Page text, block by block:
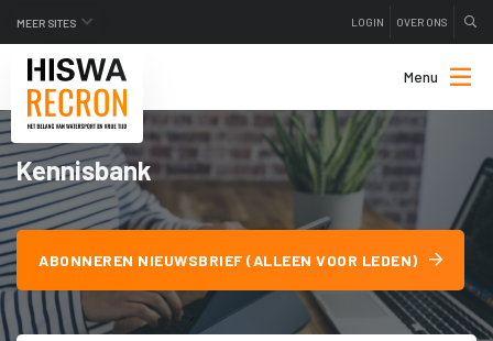
MEER SITES LOGIN OVER ONS
Menu
Kennisbank
ABONNEREN NIEUWSBRIEF (ALLEEN VOOR LEDEN)